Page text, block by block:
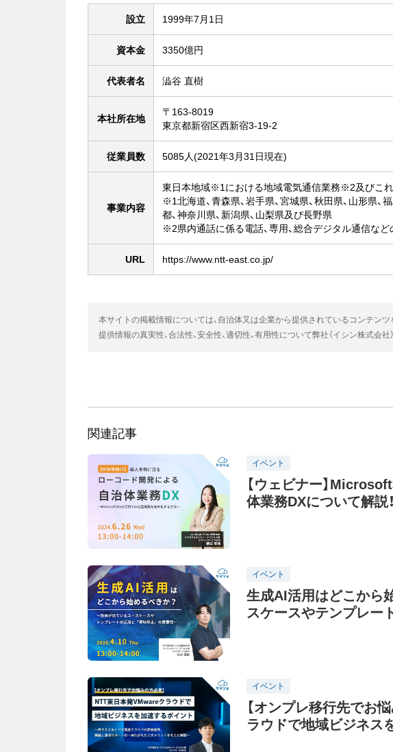
設立 1999年7月1日
資本金 3350億円
代表者名 澁谷 直樹
本社所在地
〒163-8019
東京都新宿区西新宿3-19-2
従業員数 5085人(2021年3月31日現在)
事業内容
東日本地域※1における地域電気通信業務※2及びこれ
※1北海道、青森県、岩手県、宮城県、秋田県、山形県、
都、神奈川県、新潟県、山梨県及び長野県
※2県内通話に係る電話、専用、総合デジタル通信な
URL https://www.ntt-east.co.jp/
本サイトの掲載情報については、自治体又は企業から提供されているコンテンツ
提供情報の真実性、合法性、安全性、適切性、有用性について弊社（イシン株式会
関連記事
イベント
【ウェビナー】
体業務DXについて解説！
イベント
生成AI活用はどこから
スケースやテンプレー
イベント
【オンプレ移行先でお
ラウドで地域ビジネス